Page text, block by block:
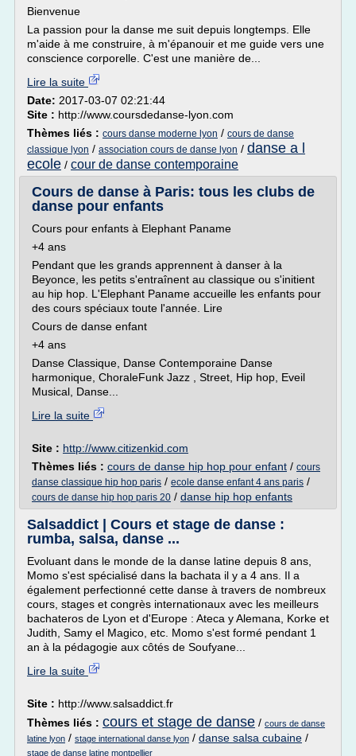
Bienvenue
La passion pour la danse me suit depuis longtemps. Elle
m'aide à me construire, à m'épanouir et me guide vers une
conscience corporelle. C'est une manière de...
Lire la suite
Date: 2017-03-07 02:21:44
Site : http://www.coursdedanse-lyon.com
Thèmes liés : cours danse moderne lyon / cours de danse
classique lyon / association cours de danse lyon / danse a l
ecole / cour de danse contemporaine
Cours de danse à Paris: tous les clubs de
danse pour enfants
Cours pour enfants à Elephant Paname
+4 ans
Pendant que les grands apprennent à danser à la
Beyonce, les petits s'entraînent au classique ou s'initient
au hip hop. L'Elephant Paname accueille les enfants pour
des cours spéciaux toute l'année. Lire
Cours de danse enfant
+4 ans
Danse Classique, Danse Contemporaine Danse
harmonique, ChoraleFunk Jazz , Street, Hip hop, Eveil
Musical, Danse...
Lire la suite
Site : http://www.citizenkid.com
Thèmes liés : cours de danse hip hop pour enfant / cours
danse classique hip hop paris / ecole danse enfant 4 ans paris /
cours de danse hip hop paris 20 / danse hip hop enfants
Salsaddict | Cours et stage de danse :
rumba, salsa, danse ...
Evoluant dans le monde de la danse latine depuis 8 ans,
Momo s'est spécialisé dans la bachata il y a 4 ans. Il a
également perfectionné cette danse à travers de nombreux
cours, stages et congrès internationaux avec les meilleurs
bachateros de Lyon et d'Europe : Ateca y Alemana, Korke et
Judith, Samy el Magico, etc. Momo s'est formé pendant 1
an à la pédagogie aux côtés de Soufyane...
Lire la suite
Site : http://www.salsaddict.fr
Thèmes liés : cours et stage de danse / cours de danse
latine lyon / stage international danse lyon / danse salsa cubaine /
stage de danse latine montpellier